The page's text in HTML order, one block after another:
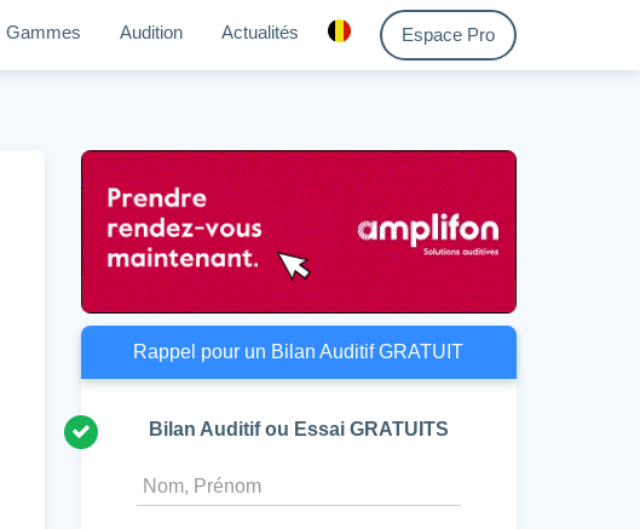
Gammes Audition Actualités Espace Pro
Rappel pour un Bilan Auditif GRATUIT
Bilan Auditif ou Essai GRATUITS